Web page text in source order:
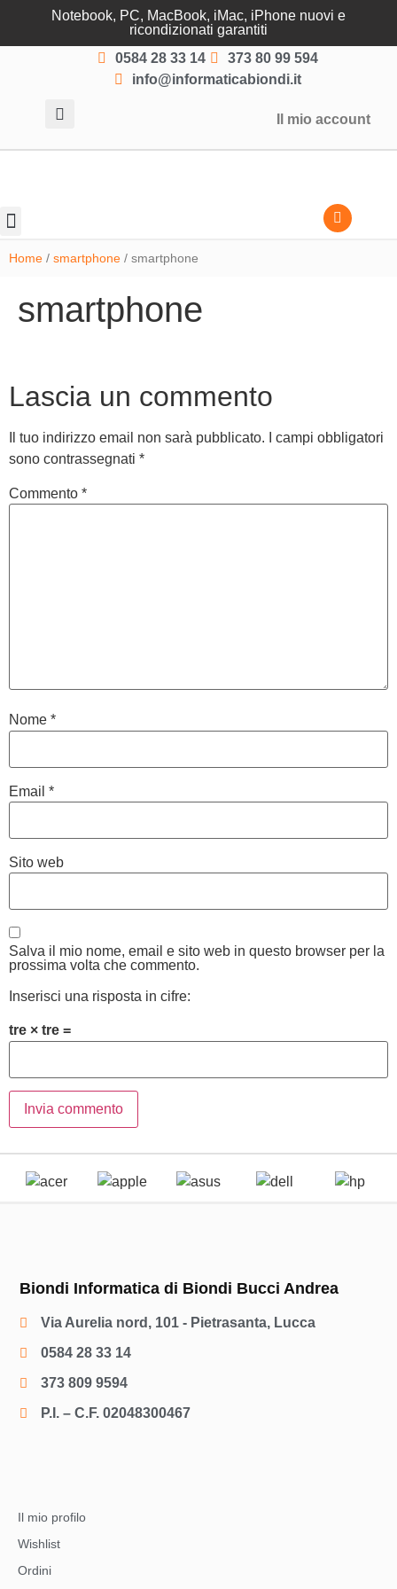
Notebook, PC, MacBook, iMac, iPhone nuovi e
ricondizionati garantiti
0584 28 33 14
373 80 99 594
info@informaticabiondi.it
Il mio account
Home / smartphone / smartphone
smartphone
Lascia un commento
Il tuo indirizzo email non sarà pubblicato.
I campi obbligatori
sono contrassegnati *
Commento *
Nome *
Email *
Sito web
Salva il mio nome, email e sito web in questo browser per la
prossima volta che commento.
Inserisci una risposta in cifre:
tre × tre =
Biondi Informatica di Biondi Bucci Andrea
Via Aurelia nord, 101 - Pietrasanta, Lucca
0584 28 33 14
373 809 9594
P.I. – C.F. 02048300467
Il mio profilo
Wishlist
Ordini